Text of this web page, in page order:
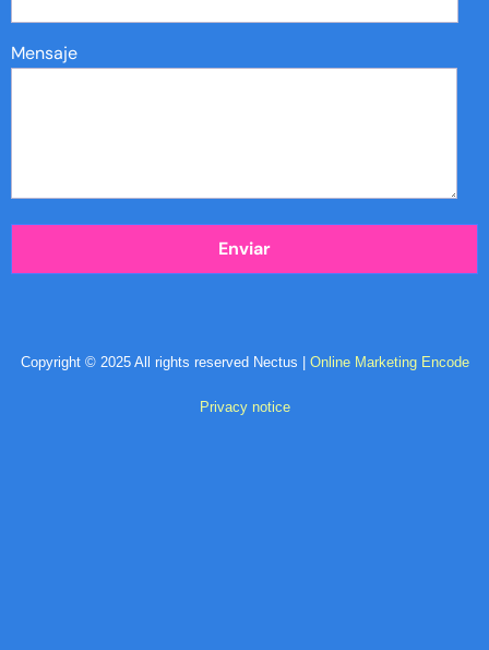
Mensaje
Copyright © 2025 All rights reserved Nectus | Online Marketing Encode
Privacy notice